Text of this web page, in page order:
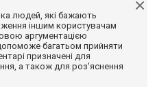
людей, які бажають
іншим користувачам
аргументацією
багатьом прийняти
призначені для
а також для роз'яснення